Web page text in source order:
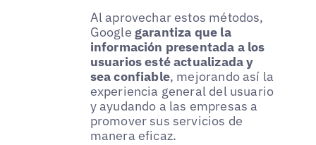
Al aprovechar estos métodos,
Google garantiza que la
información presentada a los
usuarios esté actualizada y
sea confiable, mejorando así la
experiencia general del usuario
y ayudando a las empresas a
promover sus servicios de
manera eficaz.